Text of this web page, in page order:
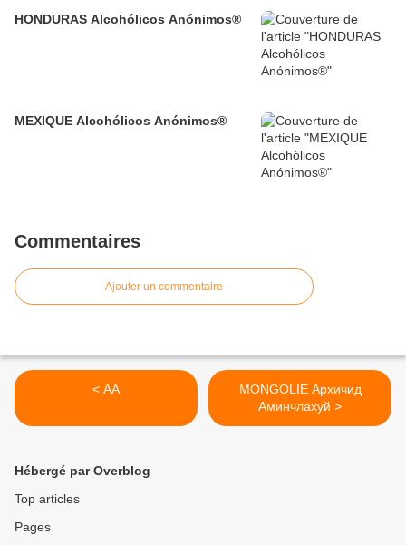
HONDURAS Alcohólicos Anónimos®
MEXIQUE Alcohólicos Anónimos®
Commentaires
Ajouter un commentaire
< AA
MONGOLIE Архичид
Аминчлахуй >
Hébergé par Overblog
Top articles
Pages